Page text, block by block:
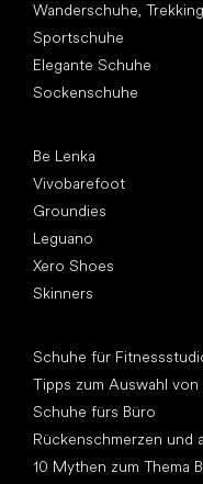
Wanderschuhe,
Sportschuhe
Elegante Schuhe
Sockenschuhe
Be Lenka
Vivobarefoot
Groundies
Leguano
Xero Shoes
Skinners
Schuhe für
Tipps zum Auswahl
Schuhe fürs Büro
Rückenschmerzen und
10 Mythen zum Thema